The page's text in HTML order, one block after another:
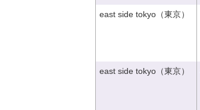
east side tokyo（東京）
east side tokyo（東京）